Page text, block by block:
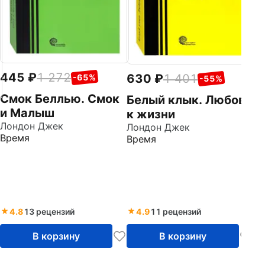
445 1 272 -65%
Смок Беллью. Смок
и Малыш
Лондон Джек
Время
4.813 рецензий
В корзину
630 1 401 -55%
Белый клык. Любовь
к жизни
Лондон Джек
Время
4.911 рецензий
В корзину